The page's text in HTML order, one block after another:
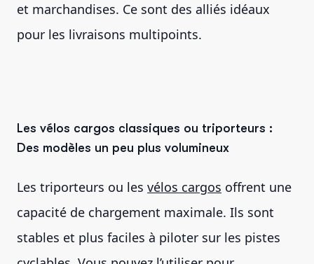
et marchandises. Ce sont des alliés idéaux
pour les livraisons multipoints.
Les vélos cargos classiques ou triporteurs :
Des modèles un peu plus volumineux
Les triporteurs ou les vélos cargos offrent une
capacité de chargement maximale. Ils sont
stables et plus faciles à piloter sur les pistes